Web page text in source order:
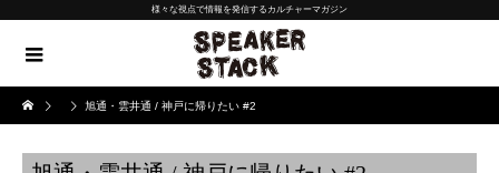
様々な視点で情報を発信するカルチャーマガジン
旭通・雲井通 / 神戸に帰りたい #2